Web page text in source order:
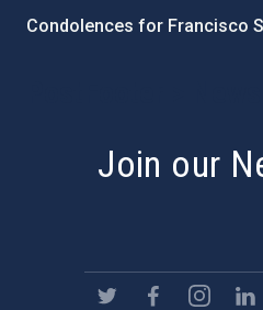
Condolences for Francisco
Join our